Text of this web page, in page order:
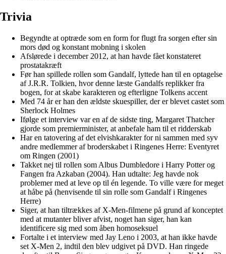
Trivia
Begyndte at optræde som en form for flugt fra sorgen efter sin
mors død og konstant mobning i skolen
Afslørede i december 2012, at han havde fået konstateret
prostatakræft
Før han spillede rollen som Gandalf, lyttede han til en optagelse
af J.R.R. Tolkien, hvor denne læste Gandalfs replikker fra
bogen, for at skabe karakteren og efterligne Tolkens accent
Med 74 år er han den ældste skuespiller, der er blevet castet som
Sherlock Holmes
Ifølge et interview var en af de sidste ting, Margaret Thatcher
gjorde som premierminister, at anbefale ham til et ridderskab
Har en tatovering af det elvishkarakter for ni sammen med syv
andre medlemmer af broderskabet i Ringenes Herre: Eventyret
om Ringen (2001)
Takket nej til rollen som Albus Dumbledore i Harry Potter og
Fangen fra Azkaban (2004). Han udtalte: Jeg havde nok
problemer med at leve op til én legende. To ville være for meget
at håbe på (henvisende til sin rolle som Gandalf i Ringenes
Herre)
Siger, at han tiltrækkes af X-Men-filmene på grund af konceptet
med at mutanter bliver afvist, noget han siger, han kan
identificere sig med som åben homoseksuel
Fortalte i et interview med Jay Leno i 2003, at han ikke havde
set X-Men 2, indtil den blev udgivet på DVD. Han ringede